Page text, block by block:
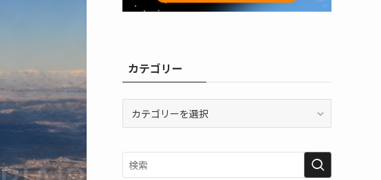
カテゴリー
リ
ー